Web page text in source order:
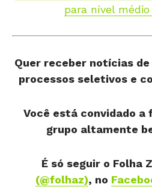
para nível
Quer receber notícias
processos seletivos e
Você está convidado a
grupo altamente
É só seguir o Folha Z
(@folhaz), no